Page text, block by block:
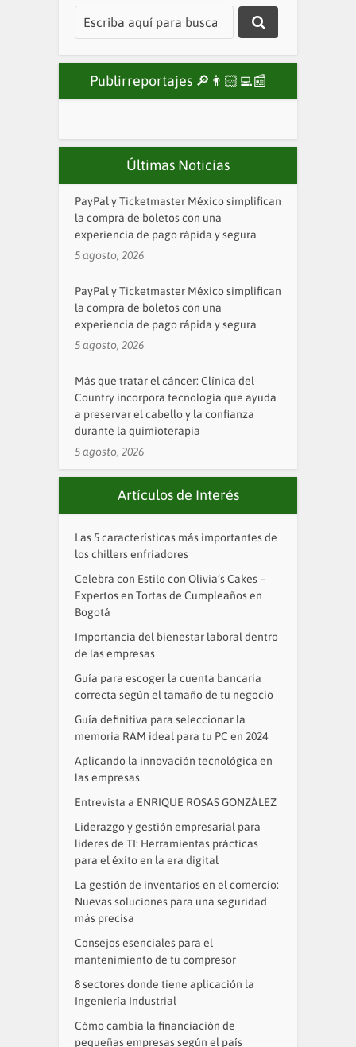
Publirreportajes 🔎👨🏻‍💻📰
Últimas Noticias
PayPal y Ticketmaster México simplifican
la compra de boletos con una
experiencia de pago rápida y segura
5 agosto, 2026
PayPal y Ticketmaster México simplifican
la compra de boletos con una
experiencia de pago rápida y segura
5 agosto, 2026
Más que tratar el cáncer: Clínica del
Country incorpora tecnología que ayuda
a preservar el cabello y la confianza
durante la quimioterapia
5 agosto, 2026
Artículos de Interés
Las 5 características más importantes de
los chillers enfriadores
Celebra con Estilo con Olivia’s Cakes –
Expertos en Tortas de Cumpleaños en
Bogotá
Importancia del bienestar laboral dentro
de las empresas
Guía para escoger la cuenta bancaria
correcta según el tamaño de tu negocio
Guía definitiva para seleccionar la
memoria RAM ideal para tu PC en 2024
Aplicando la innovación tecnológica en
las empresas
Entrevista a ENRIQUE ROSAS GONZÁLEZ
Liderazgo y gestión empresarial para
líderes de TI: Herramientas prácticas
para el éxito en la era digital
La gestión de inventarios en el comercio:
Nuevas soluciones para una seguridad
más precisa
Consejos esenciales para el
mantenimiento de tu compresor
8 sectores donde tiene aplicación la
Ingeniería Industrial
Cómo cambia la financiación de
pequeñas empresas según el país